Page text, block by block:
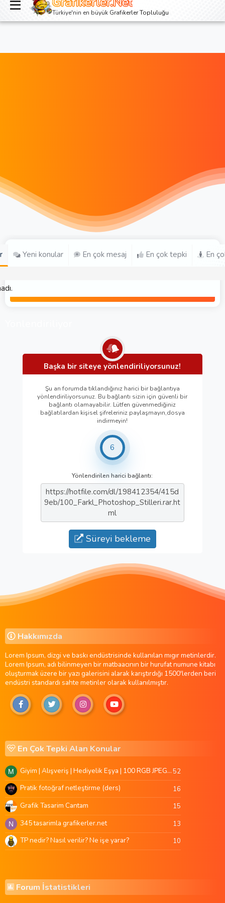
Giriş yap Kayıt ol
Türkiye'nin en büyük Grafikerler Topluluğu
Yeni konular En çok mesaj En çok tepki En
Başka bir siteye yönlendiriliyorsunuz!
Şu an forumda tıklandığınız harici bir bağlantıya
yönlendiriliyorsunuz. Bu bağlantı sizin için güvenli bir
bağlantı olamayabilir. Lütfen güvenmediğiniz
bağlatılardan kişisel şifreleriniz paylaşmayın,dosya
indirmeyin!
6
Yönlendirilen harici bağlantı:
https://hotfile.com/dl/198412354/415d
9eb/100_Farkl_Photoshop_Stilleri.rar.ht
ml
Süreyi bekleme
Hakkımızda
Lorem Ipsum, dizgi ve baskı endüstrisinde kullanılan mıgır metinlerdir.
Lorem Ipsum, adı bilinmeyen bir matbaacının bir hurufat numune kitabı
oluşturmak üzere bir yazı galerisini alarak karıştırdığı 1500'lerden beri
endüstri standardı sahte metinler olarak kullanılmıştır.
En Çok Tepki Alan Konular
M Giyim | Alışveriş | Hediyelik Eşya | 100 RGB JPEG Images | 5920x4420 Pixels | 501 MB52
Pratik fotoğraf netleştirme (ders) 16
Grafik Tasarim Cantam 15
N 345 tasarimla grafikerler.net 13
TP nedir? Nasıl verilir? Ne işe yarar? 10
Forum İstatistikleri